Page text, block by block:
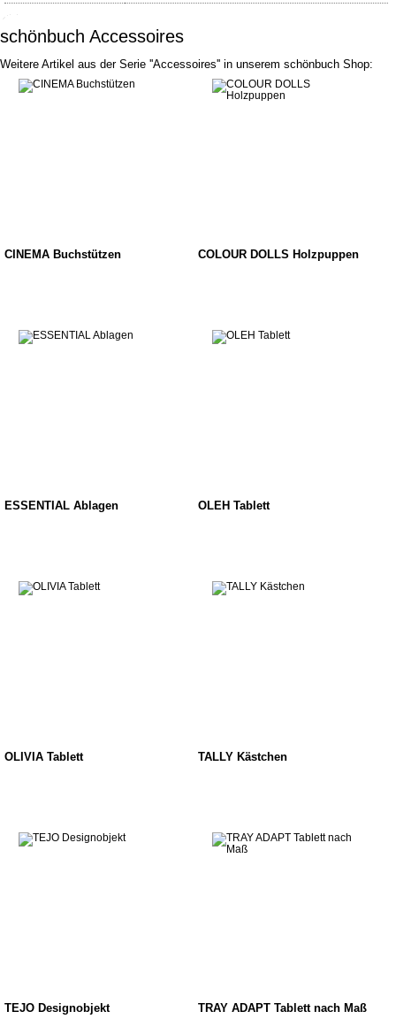
schönbuch Accessoires
Weitere Artikel aus der Serie ''Accessoires'' in unserem schönbuch Shop:
CINEMA Buchstützen COLOUR DOLLS Holzpuppen
ESSENTIAL Ablagen OLEH Tablett
OLIVIA Tablett TALLY Kästchen
TEJO Designobjekt TRAY ADAPT Tablett nach Maß